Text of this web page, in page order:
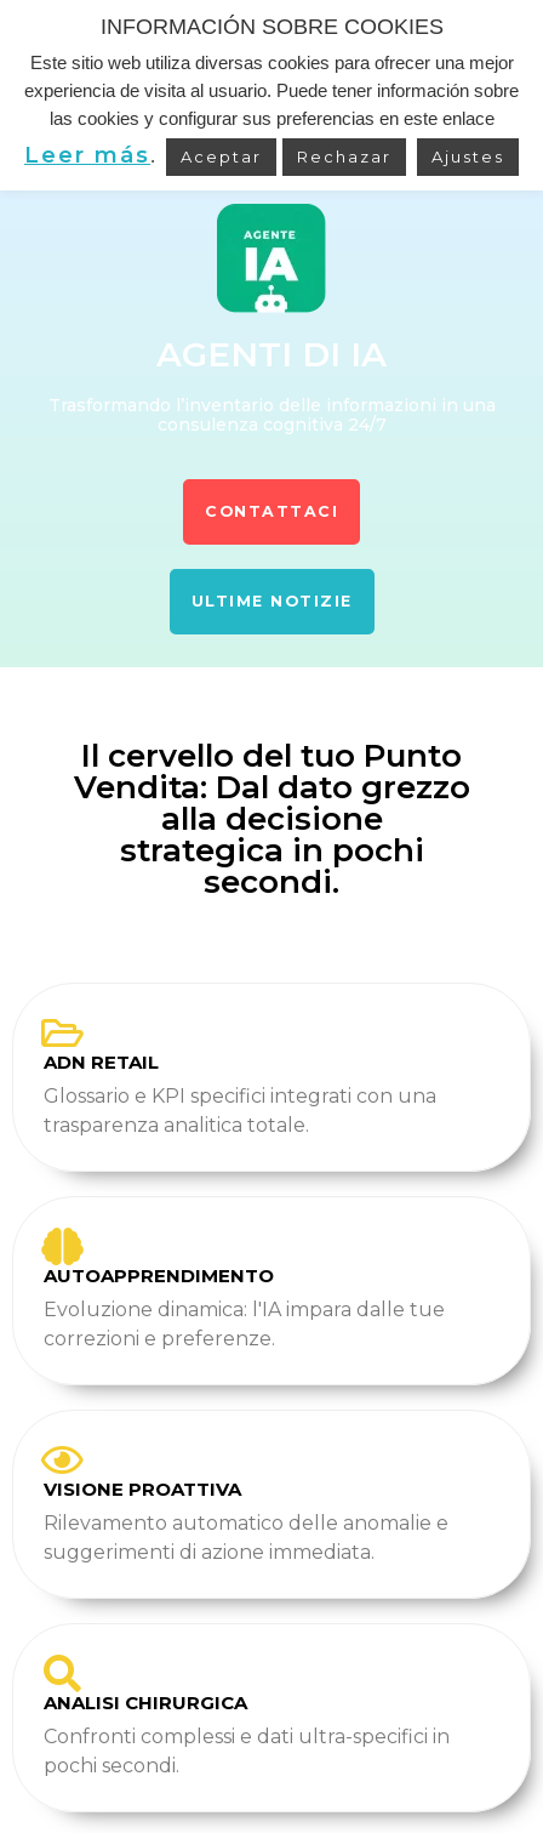
Vai
al
contenuto
AGENTI DI IA
Trasformando l’inventario delle informazioni in una
consulenza cognitiva 24/7
CONTATTACI
ULTIME NOTIZIE
Il cervello del tuo Punto
Vendita: Dal dato grezzo
alla decisione
strategica in pochi
secondi.
ADN RETAIL
Glossario e KPI specifici integrati con una
trasparenza analitica totale.
AUTOAPPRENDIMENTO
Evoluzione dinamica: l'IA impara dalle tue
correzioni e preferenze.
VISIONE PROATTIVA
Rilevamento automatico delle anomalie e
suggerimenti di azione immediata.
ANALISI CHIRURGICA
Confronti complessi e dati ultra-specifici in
pochi secondi.
INFORMACIÓN SOBRE COOKIES
Este sitio web utiliza diversas cookies para ofrecer una mejor
experiencia de visita al usuario. Puede tener información sobre
las cookies y configurar sus preferencias en este enlace
Leer más. Aceptar Rechazar Ajustes